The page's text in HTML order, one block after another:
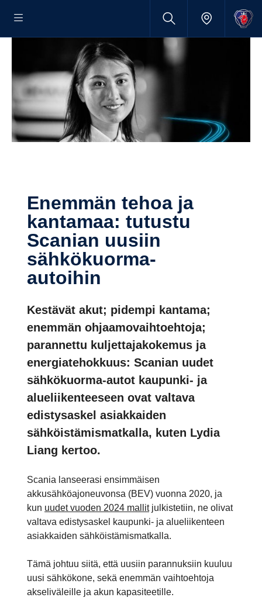
Enemmän tehoa ja
kantamaa: tutustu
Scanian uusiin
sähkökuorma-​
autoihin
Kestävät akut; pidempi kantama;
enemmän ohjaamovaihtoehtoja;
parannettu kuljettajakokemus ja
energiatehokkuus: Scanian uudet
sähkökuorma-autot kaupunki- ja
alueliikenteeseen ovat valtava
edistysaskel asiakkaiden
sähköistämismatkalla, kuten Lydia
Liang kertoo.
Scania lanseerasi ensimmäisen
akkusähköajoneuvonsa (BEV) vuonna 2020, ja
kun uudet vuoden 2024 mallitjulkistetiin, ne olivat
valtava edistysaskel kaupunki- ja alueliikenteen
asiakkaiden sähköistämismatkalla.
Tämä johtuu siitä, että uusiin parannuksiin kuuluu
uusi sähkökone, sekä enemmän vaihtoehtoja
akseliväleille ja akun kapasiteetille.